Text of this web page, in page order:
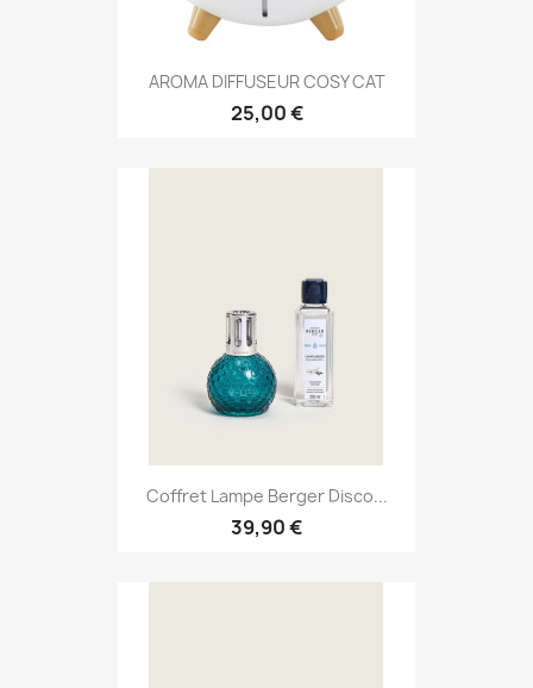
AROMA DIFFUSEUR COSY CAT
25,00 €
Coffret Lampe Berger Disco...
39,90 €